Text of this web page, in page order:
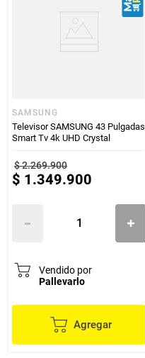
SAMSUNG
Televisor SAMSUNG 43 Pulgadas
Smart Tv 4k UHD Crystal
$2.269.900
$ 1.349.900
Vendido por
Pallevarlo
Agregar